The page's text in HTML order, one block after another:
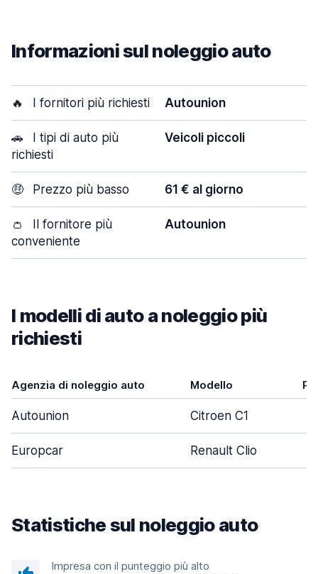
Informazioni sul noleggio auto
🔥 I fornitori più richiesti Autounion
🚗
I tipi di auto più
richiesti
Veicoli piccoli
🤑 Prezzo più basso 61 € al giorno
👛
Il fornitore più
conveniente
Autounion
I modelli di auto a noleggio più
richiesti
Agenzia di noleggio auto Modello
Autounion Citroen C1
Europcar Renault Clio
Statistiche sul noleggio auto
Impresa con il punteggio più alto